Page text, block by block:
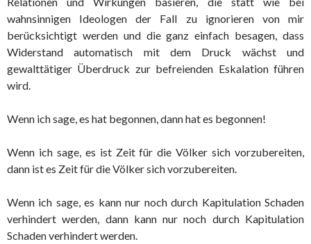
wahnsinnigen Ideologen der Fall zu ignorieren von mir
berücksichtigt werden und die ganz einfach besagen, dass
Widerstand automatisch mit dem Druck wächst und
gewalttätiger Überdruck zur befreienden Eskalation führen
wird.
Wenn ich sage, es hat begonnen, dann hat es begonnen!
Wenn ich sage, es ist Zeit für die Völker sich vorzubereiten,
dann ist es Zeit für die Völker sich vorzubereiten.
Wenn ich sage, es kann nur noch durch Kapitulation Schaden
verhindert werden, dann kann nur noch durch Kapitulation
Schaden verhindert werden.